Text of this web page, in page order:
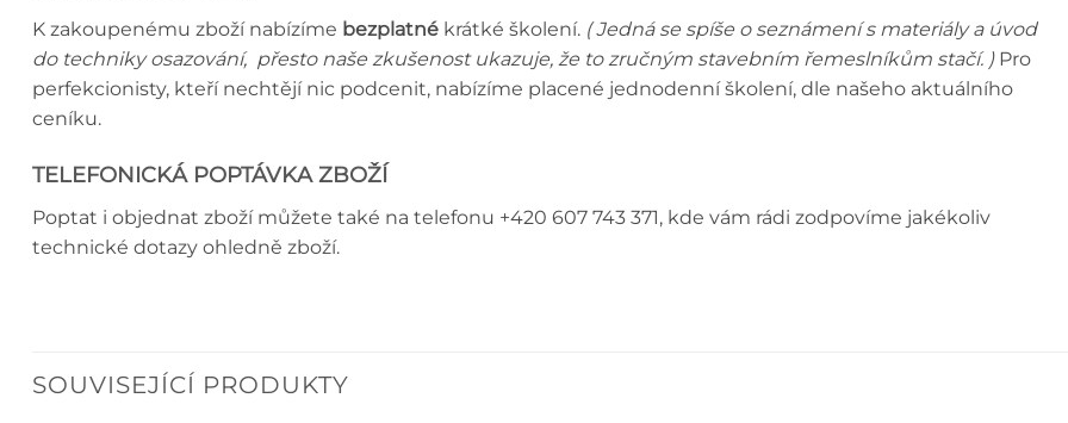
K zakoupenému zboží nabízíme bezplatné krátké školení. ( Jedná se spíše o seznámení s materiály a úvod
do techniky osazování, přesto naše zkušenost ukazuje, že to zručným stavebním řemeslníkům stačí. )Pro
perfekcionisty, kteří nechtějí nic podcenit, nabízíme placené jednodenní školení, dle našeho aktuálního
ceníku.
TELEFONICKÁ POPTÁVKA ZBOŽÍ
Poptat i objednat zboží můžete také na telefonu +420 607 743 371, kde vám rádi zodpovíme jakékoliv
technické dotazy ohledně zboží.
SOUVISEJÍCÍ PRODUKTY